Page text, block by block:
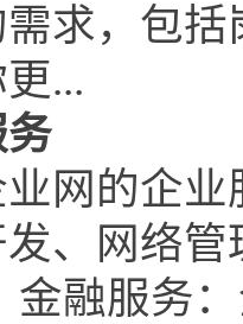
求，包
...
网的企
、网络
金融服务